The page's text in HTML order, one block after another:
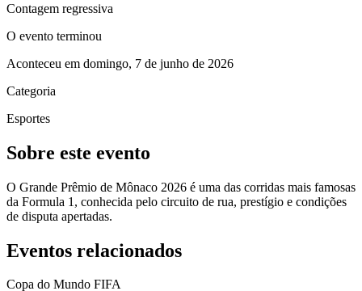
Contagem regressiva
O evento terminou
Aconteceu em domingo, 7 de junho de 2026
Categoria
Esportes
Sobre este evento
O Grande Prêmio de Mônaco 2026 é uma das corridas mais famosas
da Formula 1, conhecida pelo circuito de rua, prestígio e condições
de disputa apertadas.
Eventos relacionados
Copa do Mundo FIFA